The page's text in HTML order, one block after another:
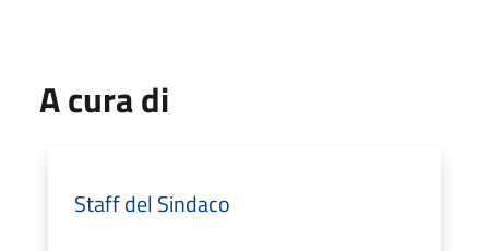
A cura di
Staff del Sindaco